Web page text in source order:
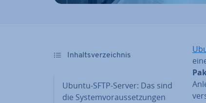
In­halts­ver­zeich­nis
Ubuntu-SFTP-Server: Das sind
die Sys­tem­vor­aus­set­zun­gen